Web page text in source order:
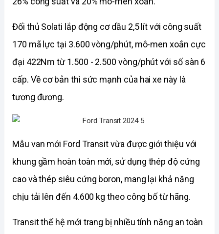
Đối thủ Solati lắp động cơ dầu 2,5 lít với công suất
170 mã lực tại 3.600 vòng/phút, mô-men xoắn cực
đại 422Nm từ 1.500 - 2.500 vòng/phút với số sàn 6
cấp. Về cơ bản thì sức mạnh của hai xe này là
tương đương.
Mẫu van mới Ford Transit vừa được giới thiệu với
khung gầm hoàn toàn mới, sử dụng thép độ cứng
cao và thép siêu cứng boron, mang lại khả năng
chịu tải lên đến 4.600 kg theo công bố từ hãng.
Transit thế hệ mới trang bị nhiều tính năng an toàn